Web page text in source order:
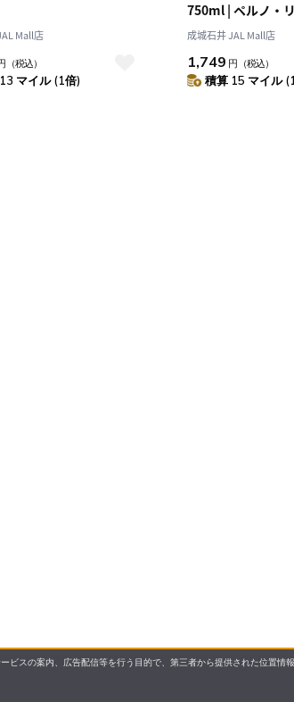
Mall店
（税込）
マイル (1倍)
750ml | ペルノ・
入品
成城石井 JAL Mall店
1,749 円 （税込）
積算 15 マイル
ビスの案内、広告配信等を行う目的で、第三者から提供された位置